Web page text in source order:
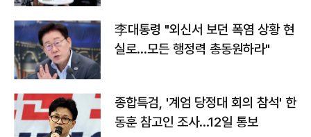
李대통령 "외신서 보던 폭염 상황 현
실로…모든 행정력 총동원하라"
종합특검, '계엄 당정대 회의 참석' 한
동훈 참고인 조사...12일 통보